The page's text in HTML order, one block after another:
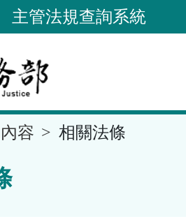
主管法規查詢系統
容 相關法條